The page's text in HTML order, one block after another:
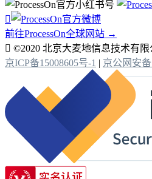

前往ProcessOn全球网站 →
 ©2020 北京大麦地信息技术有限
京ICP备15008605号-1 | 京公网安备